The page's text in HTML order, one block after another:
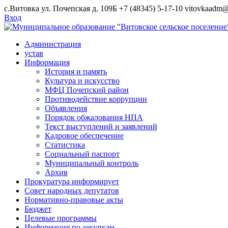
Skip
to
content
с.Витовка ул. Почепская д. 109Б +7 (48345) 5-17-10
Вход
Администрация
устав
Информация
История и память
Культура и искусство
МФЦ Почепский район
Противодействие коррупции
Объявления
Порядок обжалования НПА
Текст выступлений и заявлений
Кадровое обеспечение
Статистика
Социальный паспорт
Муниципальный контроль
Архив
Прокуратура информирует
Совет народных депутатов
Нормативно-правовые акты
Бюджет
Целевые программы